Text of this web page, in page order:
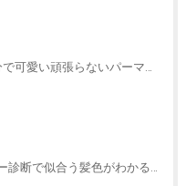
大阪茨木｜朝5分で可愛い頑張らないパーマが可愛いと話題に
パーソナルカラー診断で似合う髪色がわかる｜茨木市の美容室TEMIL HAIR